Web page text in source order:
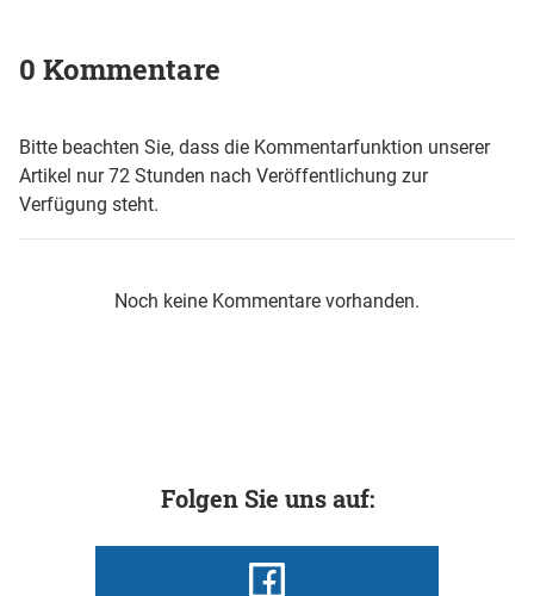
0 Kommentare
Bitte beachten Sie, dass die Kommentarfunktion unserer
Artikel nur 72 Stunden nach Veröffentlichung zur
Verfügung steht.
Noch keine Kommentare vorhanden.
Folgen Sie uns auf: